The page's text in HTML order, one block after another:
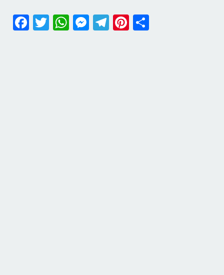
Facebook
Twitter
WhatsApp
Messenger
Telegram
Pinterest